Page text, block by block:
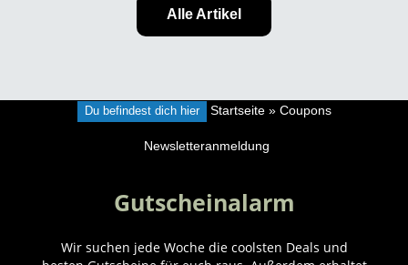
Alle Artikel
Du befindest dich hier Startseite» Coupons
Newsletteranmeldung
Gutscheinalarm
Wir suchen jede Woche die coolsten Deals und